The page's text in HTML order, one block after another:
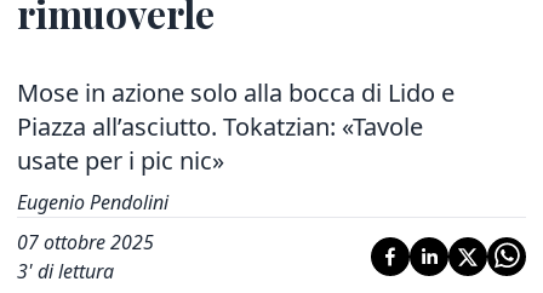
rimuoverle
Mose in azione solo alla bocca di Lido e
Piazza all’asciutto. Tokatzian: «Tavole
usate per i pic nic»
Eugenio Pendolini
07 ottobre 2025
3' di lettura